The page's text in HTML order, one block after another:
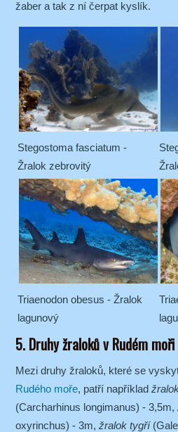
žaber a tak z ní čerpat kyslík.
Stegostoma fasciatum -
Žralok zebrovitý
Triaenodon obesus - Žralok
lagunový
5. Druhy žraloků v Rudém moři
Mezi druhy žraloků, které se
Rudého moře, patří například
(Carcharhinus longimanus) - 3,5m,
oxyrinchus) - 3m, žralok tygří